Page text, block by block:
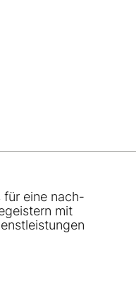
für eine nach­
mit